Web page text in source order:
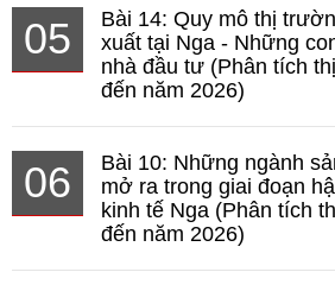
05
Bài 14: Quy mô thị
xuất tại Nga - Những
nhà đầu tư (Phân tích
đến năm 2026)
06
Bài 10: Những ngành
mở ra trong giai đoạn
kinh tế Nga (Phân tích
đến năm 2026)